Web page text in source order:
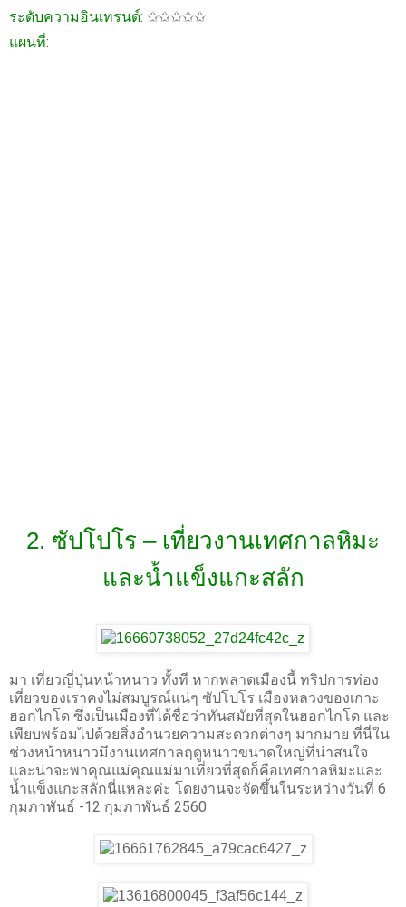
ระดับความอินเทรนด์: ✩✩✩✩✩
แผนที่:
2. ซัปโปโร – เที่ยวงานเทศกาลหิมะ
และน้ำแข็งแกะสลัก
มา เที่ยวญี่ปุ่นหน้าหนาว ทั้งที หากพลาดเมืองนี้ ทริปการท่อง
เที่ยวของเราคงไม่สมบูรณ์แน่ๆ ซัปโปโร เมืองหลวงของเกาะ
ฮอกไกโด ซึ่งเป็นเมืองที่ได้ชื่อว่าทันสมัยที่สุดในฮอกไกโด และ
เพียบพร้อมไปด้วยสิ่งอำนวยความสะดวกต่างๆ มากมาย ที่นี่ใน
ช่วงหน้าหนาวมีงานเทศกาลฤดูหนาวขนาดใหญ่ที่น่าสนใจ
และน่าจะพาคุณแม่คุณแม่มาเที่ยวที่สุดก็คือเทศกาลหิมะและ
น้ำแข็งแกะสลักนี่แหละค่ะ โดยงานจะจัดขึ้นในระหว่างวันที่ 6
กุมภาพันธ์ -12 กุมภาพันธ์ 2560